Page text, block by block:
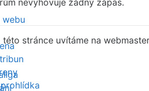
webu
nevyhovuje žádný zápas.
stránce uvítáme na webmaster